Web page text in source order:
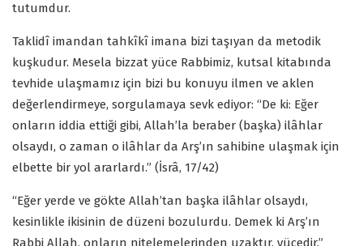
tutumdur.
Taklidî imandan tahkîkî imana bizi taşıyan da metodik
kuşkudur. Mesela bizzat yüce Rabbimiz, kutsal kitabında
tevhide ulaşmamız için bizi bu konuyu ilmen ve aklen
değerlendirmeye, sorgulamaya sevk ediyor: “De ki: Eğer
onların iddia ettiği gibi, Allah’la beraber (başka) ilâhlar
olsaydı, o zaman o ilâhlar da Arş’ın sahibine ulaşmak için
elbette bir yol ararlardı.” (İsrâ, 17/42)
“Eğer yerde ve gökte Allah’tan başka ilâhlar olsaydı,
kesinlikle ikisinin de düzeni bozulurdu. Demek ki Arş’ın
Rabbi Allah, onların nitelemelerinden uzaktır, yücedir.”